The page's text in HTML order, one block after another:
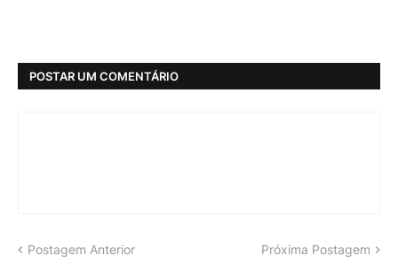
POSTAR UM COMENTÁRIO
Postagem Anterior Próxima Postagem